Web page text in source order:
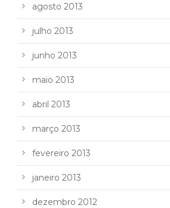
agosto 2013
julho 2013
junho 2013
maio 2013
abril 2013
março 2013
fevereiro 2013
janeiro 2013
dezembro 2012